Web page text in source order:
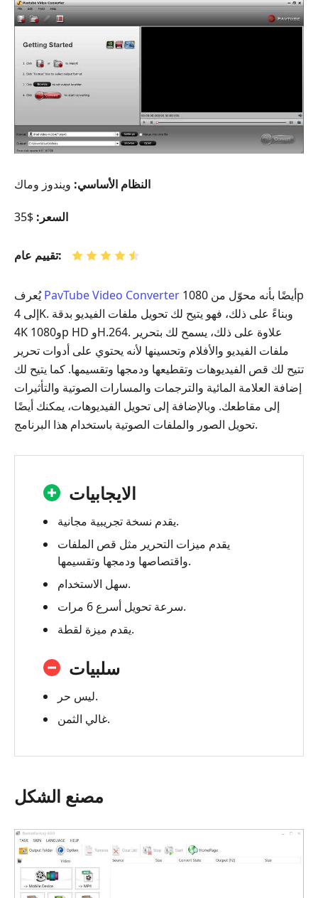
النظام الأساسي: ويندوز وماك
السعر: $35
تقييم عام:
يُعرفPavTube Video Converter
إلى 4K. وبناءً على ذلك، فهو يتيح لك تحويل ملفات الفيديو بدقة
4K و1080p HD وH.264. علاوة على ذلك، يسمح لك بتحرير
ملفات الفيديو والأفلام وتحسينها لأنه يحتوي على أدوات تحرير
تتيح لك قص الفيديوهات وتقطيعها ودمجها وتقسيمها. كما يتيح لك
إضافة العلامة المائية والترجمات والمسارات الصوتية والتأثيرات
إلى مقاطعك. وبالإضافة إلى تحويل الفيديوهات، يمكنك أيضًا
تحويل الصور والملفات الصوتية باستخدام هذا البرنامج.
الايجابيات
يقدم نسخة تجريبية مجانية.
يقدم ميزات التحرير مثل قص الملفات
واقتصاصها ودمجها وتقسيمها.
سهل الاستخدام.
سرعة تحويل أسرع 6 مرات.
يقدم ميزة لقطة.
سلبيات
ليس حر.
غالي الثمن.
مصنع الشكل